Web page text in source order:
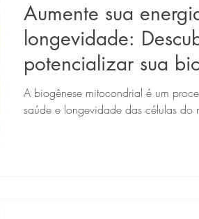
Aumente sua
longevidade:
potencializar sua
mitocondrial!
A biogênese mitocondrial é um
saúde e longevidade das células do